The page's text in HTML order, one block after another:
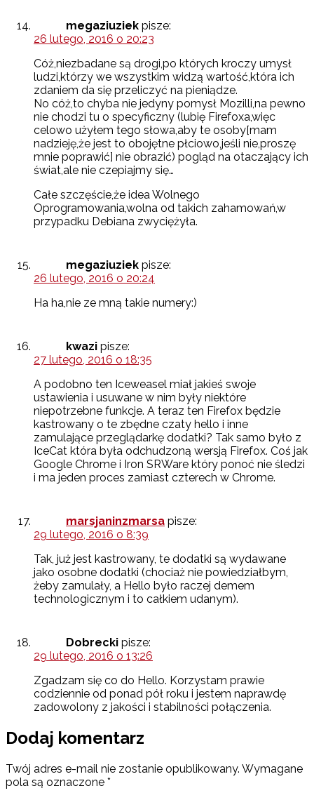
megaziuziek pisze:
26 lutego, 2016 o 20:23
Cóż,niezbadane są drogi,po których kroczy umysł
ludzi,którzy we wszystkim widzą wartość,która ich
zdaniem da się przeliczyć na pieniądze.
No cóż,to chyba nie jedyny pomysł Mozilli,na pewno
nie chodzi tu o specyficzny (lubię Firefoxa,więc
celowo użyłem tego słowa,aby te osoby[mam
nadzieję,że jest to obojętne płciowo,jeśli nie,proszę
mnie poprawić] nie obrazić) pogląd na otaczający ich
świat,ale nie czepiajmy się…
Całe szczęście,że idea Wolnego
Oprogramowania,wolna od takich zahamowań,w
przypadku Debiana zwyciężyła.
megaziuziek pisze:
26 lutego, 2016 o 20:24
Ha ha,nie ze mną takie numery:)
kwazi pisze:
27 lutego, 2016 o 18:35
A podobno ten Iceweasel miał jakieś swoje
ustawienia i usuwane w nim były niektóre
niepotrzebne funkcje. A teraz ten Firefox będzie
kastrowany o te zbędne czaty hello i inne
zamulające przeglądarkę dodatki? Tak samo było z
IceCat która była odchudzoną wersją Firefox. Coś jak
Google Chrome i Iron SRWare który ponoć nie śledzi
i ma jeden proces zamiast czterech w Chrome.
marsjaninzmarsa pisze:
29 lutego, 2016 o 8:39
Tak, już jest kastrowany, te dodatki są wydawane
jako osobne dodatki (chociaż nie powiedziałbym,
żeby zamulały, a Hello było raczej demem
technologicznym i to całkiem udanym).
Dobrecki pisze:
29 lutego, 2016 o 13:26
Zgadzam się co do Hello. Korzystam prawie
codziennie od ponad pół roku i jestem naprawdę
zadowolony z jakości i stabilności połączenia.
Dodaj komentarz
Twój adres e-mail nie zostanie opublikowany. Wymagane
pola są oznaczone *